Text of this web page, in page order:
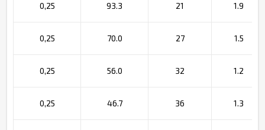
0,25 93.3 21 1.9
0,25 70.0 27 1.5
0,25 56.0 32 1.2
0,25 46.7 36 1.3